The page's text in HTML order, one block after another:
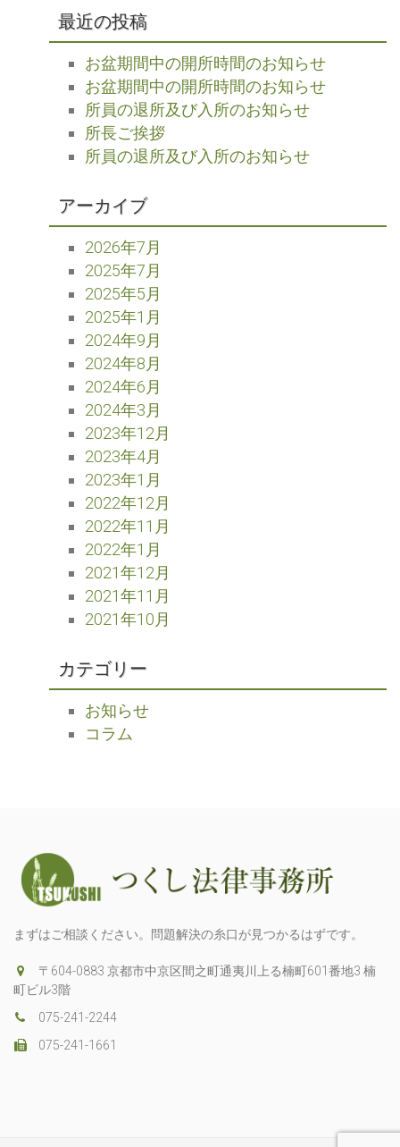
最近の投稿
お盆期間中の開所時間のお知らせ
お盆期間中の開所時間のお知らせ
所員の退所及び入所のお知らせ
所長ご挨拶
所員の退所及び入所のお知らせ
アーカイブ
2026年7月
2025年7月
2025年5月
2025年1月
2024年9月
2024年8月
2024年6月
2024年3月
2023年12月
2023年4月
2023年1月
2022年12月
2022年11月
2022年1月
2021年12月
2021年11月
2021年10月
カテゴリー
お知らせ
コラム
まずはご相談ください。問題解決の糸口が見つかるはずです。
〒604-0883 京都市中京区間之町通夷川上る楠町601番地3 楠
町ビル3階
075-241-2244
075-241-1661